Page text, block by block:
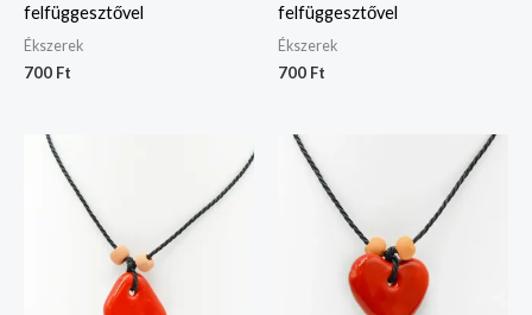
felfüggesztővel
Ékszerek
700 Ft
felfüggesztővel
Ékszerek
700 Ft